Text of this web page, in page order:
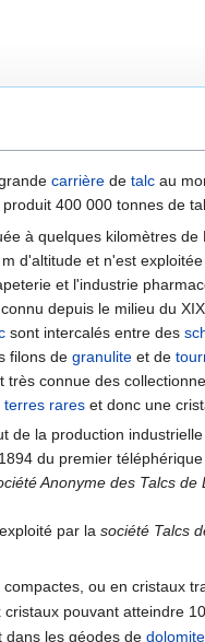
carrière de talc au
400 000 tonnes de
à quelques kilomètres
d'altitude et n'est
et l'industrie
depuis le milieu du
sont intercalés entre des
filons degranulite et de
très connue des
terres rares et donc une
de la production
du premier
Anonyme des Talcs de
par lasociété Talcs
compactes, ou en cristaux
cristaux pouvant atteindre
dans les géodes dedolomite